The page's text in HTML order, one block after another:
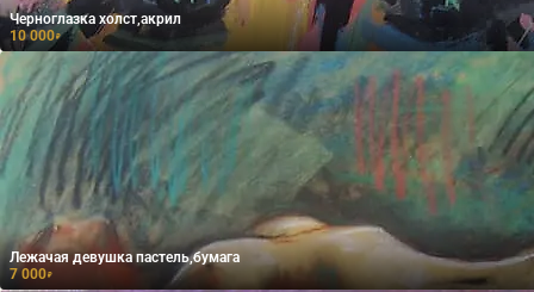
Черноглазка холст,акрил
10 000₽
Лежачая девушка пастель,бумага
7 000₽